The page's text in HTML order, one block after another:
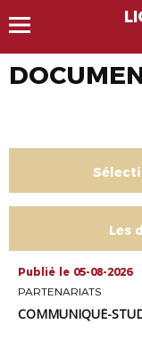
Les
Publié le 05-08-2026
PARTENARIATS
COMMUNIQUÉ-